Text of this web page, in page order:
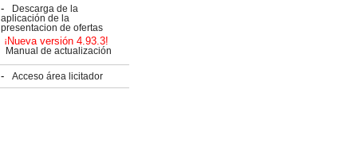
Descarga de la
aplicación de la
presentacion de ofertas
¡Nueva versión 4.93.3!
Manual de actualización
Acceso área licitador